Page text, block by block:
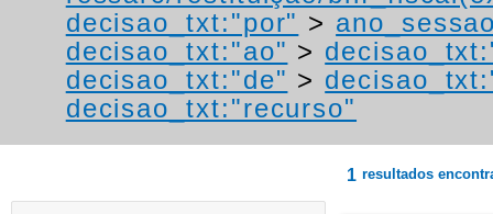
decisao_txt:"por" >
decisao_txt:"ao" >
decisao_txt:"de" >
decisao_txt:"recurso"
1 resultados